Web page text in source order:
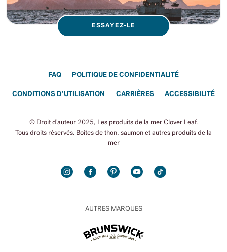
ESSAYEZ-LE
FAQ POLITIQUE DE CONFIDENTIALITÉ
CONDITIONS D’UTILISATION CARRIÈRES ACCESSIBILITÉ
© Droit d'auteur 2025, Les produits de la mer Clover Leaf.
Tous droits réservés. Boîtes de thon, saumon et autres produits de la
mer
INSTAGRAMFACEBOOKPINTERESTYOUTUBE
AUTRES MARQUES